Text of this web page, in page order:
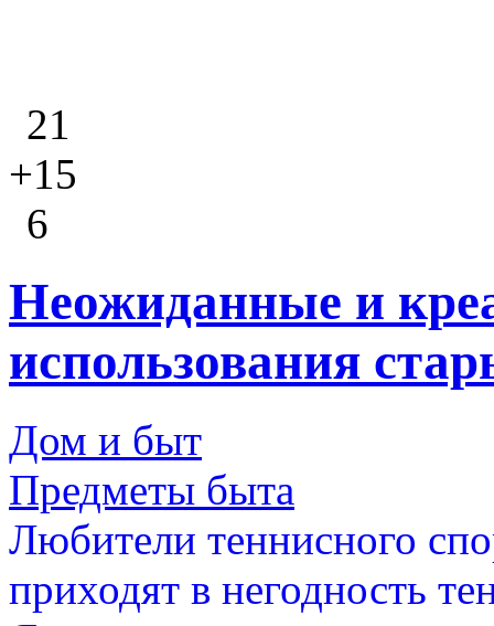
21
+15
6
Неожиданные и
использования
Дом и быт
Предметы быта
Любители теннисного
приходят в негодность